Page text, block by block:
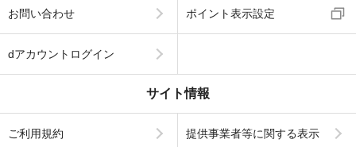
お問い合わせ ポイント表示設定
dアカウントログイン
サイト情報
ご利用規約 提供事業者等に関する表示